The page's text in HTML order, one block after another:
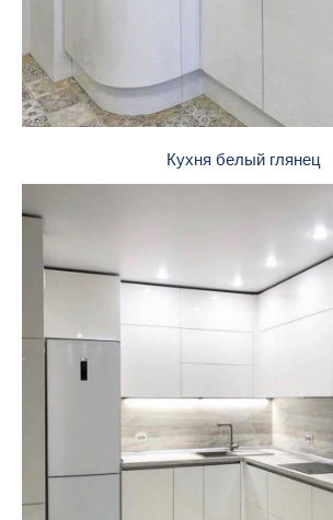
Кухня белый глянец